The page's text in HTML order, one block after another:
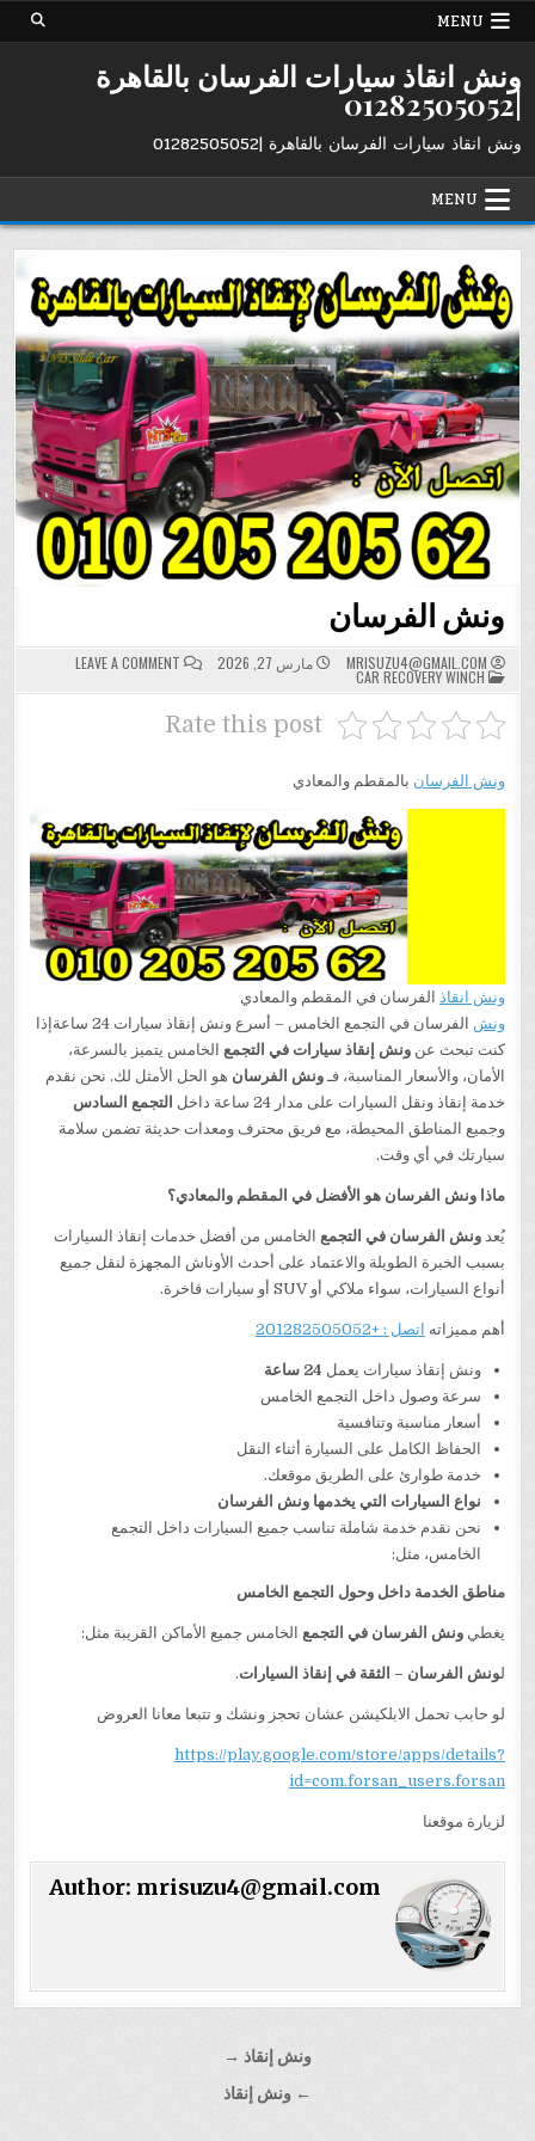
Skip
MENU
ونش انقاذ سيارات الفرسان بالقاهرة
|01282505052
ونش انقاذ سيارات الفرسان بالقاهرة |01282505052
MENU
ونش الفرسان
MRISUZU4@GMAIL.COM مارس 27, 2026 LEAVE A COMMENT
ON
ونش
الفرسان
POSTED
IN
CAR RECOVERY WINCH
Rate this post
ونش الفرسان بالمقطم والمعادي
ونش انقاذ الفرسان في المقطم والمعادي
ونش
الفرسان في التجمع الخامس – أسرع ونش إنقاذ سيارات 24 ساعةإذا
كنت تبحث عنونش إنقاذ سيارات في التجمع الخامس يتميز بالسرعة،
الأمان، والأسعار المناسبة، فـونش الفرسان هو الحل الأمثل لك. نحن نقدم
خدمة إنقاذ ونقل السيارات على مدار 24 ساعة داخل
التجمع السادس
وجميع المناطق المحيطة، مع فريق محترف ومعدات حديثة تضمن سلامة
سيارتك في أي وقت.
ماذا ونش الفرسان هو الأفضل في المقطم والمعادي؟
يُعدونش الفرسان في التجمع الخامس من أفضل خدمات إنقاذ السيارات
بسبب الخبرة الطويلة والاعتماد على أحدث الأوناش المجهزة لنقل جميع
أنواع السيارات، سواء ملاكي أو SUV أو سيارات فاخرة.
أهم مميزاته اتصل : +201282505052
ونش إنقاذ سيارات يعمل 24 ساعة
سرعة وصول داخل التجمع الخامس
أسعار مناسبة وتنافسية
الحفاظ الكامل على السيارة أثناء النقل
خدمة طوارئ على الطريق موقعك.
نواع السيارات التي يخدمها ونش الفرسان
نحن نقدم خدمة شاملة تناسب جميع السيارات داخل التجمع
الخامس، مثل:
مناطق الخدمة داخل وحول التجمع الخامس
يغطيونش الفرسان في التجمع الخامس جميع الأماكن القريبة مثل:
لونش الفرسان – الثقة في إنقاذ السيارات.
لو حابب تحمل الابلكيشن عشان تحجز ونشك و تتبعا معانا العروض
https://play.google.com/store/apps/details?
id=com.forsan_users.forsan
لزيارة موقعنا
Author: mrisuzu4@gmail.com
ونش إنقاذ →
← ونش إنقاذ